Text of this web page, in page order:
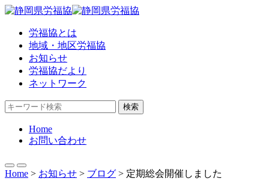
労福協とは
地域・地区労福協
お知らせ
労福協だより
ネットワーク
検索
Home
お問い合わせ
Home > お知らせ > ブログ > 定期総会開催しました